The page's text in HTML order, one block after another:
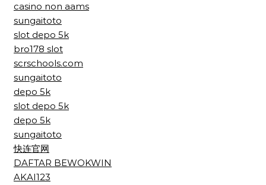
casino non aams
sungaitoto
slot depo 5k
bro178 slot
scrschools.com
sungaitoto
depo 5k
slot depo 5k
depo 5k
sungaitoto
快连官网
DAFTAR BEWOKWIN
AKAI123